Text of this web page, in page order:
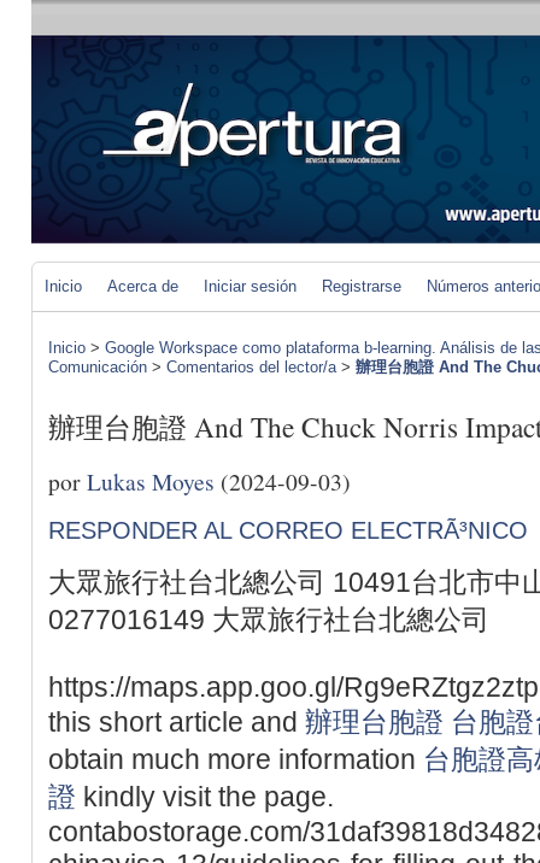
Inicio Acerca de Iniciar sesión Registrarse Números
Inicio > Google Workspace como plataforma b-learning. Análisis de
Comunicación > Comentarios del lector/a> 辦理台胞證 And The
辦理台胞證 And The Chuck Norris
porLukas Moyes (2024-09-03)
RESPONDER AL CORREO ELECTRÃ³NICO
大眾旅行社台北總公司 10491台北市中
0277016149 大眾旅行社台北總公司
https://maps.app.goo.gl/
this short article and 辦理台胞證 台胞
obtain much more information 台胞證
證 kindly visit the page.
contabostorage.com/